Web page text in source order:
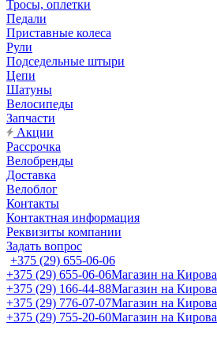
Тросы, оплетки
Педали
Приставные колеса
Рули
Подседельные штыри
Цепи
Шатуны
Велосипеды
Запчасти
Акции
Рассрочка
Велобренды
Доставка
Велоблог
Контакты
Контактная информация
Реквизиты компании
Задать вопрос
+375 (29) 655-06-06
+375 (29) 655-06-06Магазин на Кирова
+375 (29) 166-44-88Магазин на Кирова
+375 (29) 776-07-07Магазин на Кирова
+375 (29) 755-20-60Магазин на Кирова